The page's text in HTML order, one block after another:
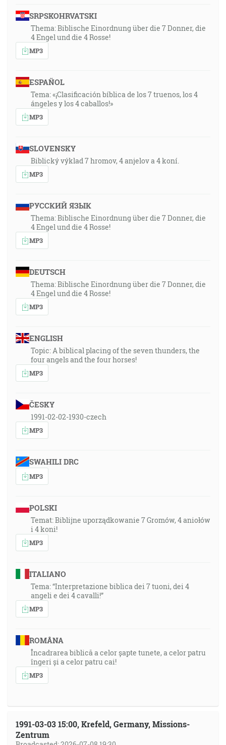
SRPSKOHRVATSKI
Thema: Biblische Einordnung über die 7 Donner, die
4 Engel und die 4 Rosse!
MP3
ESPAÑOL
Tema: «¡Clasificación bíblica de los 7 truenos, los 4
ángeles y los 4 caballos!»
MP3
SLOVENSKY
Biblický výklad 7 hromov, 4 anjelov a 4 koní.
MP3
РУССКИЙ ЯЗЫК
Thema: Biblische Einordnung über die 7 Donner, die
4 Engel und die 4 Rosse!
MP3
DEUTSCH
Thema: Biblische Einordnung über die 7 Donner, die
4 Engel und die 4 Rosse!
MP3
ENGLISH
Topic: A biblical placing of the seven thunders, the
four angels and the four horses!
MP3
ČESKY
1991-02-02-1930-czech
MP3
SWAHILI DRC
MP3
POLSKI
Temat: Biblijne uporządkowanie 7 Gromów, 4 aniołów
i 4 koni!
MP3
ITALIANO
Tema: “Interpretazione biblica dei 7 tuoni, dei 4
angeli e dei 4 cavalli!”
MP3
ROMÂNA
Încadrarea biblică a celor șapte tunete, a celor patru
îngeri și a celor patru cai!
MP3
1991-03-03 15:00, Krefeld, Germany, Missions-
Zentrum